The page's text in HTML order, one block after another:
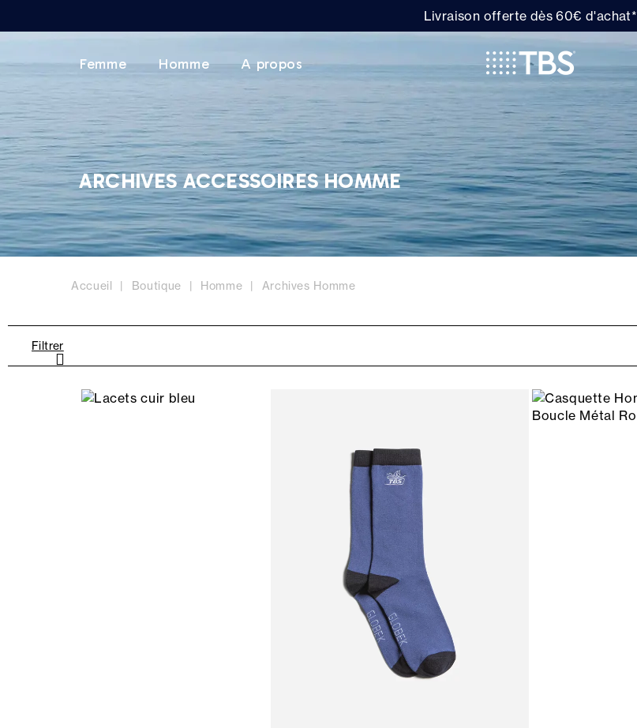
Livraison offerte dès 60€ d'achat*
Femme Homme A propos
ARCHIVES ACCESSOIRES HOMME
Accueil Boutique Homme Archives Homme
Filtrer